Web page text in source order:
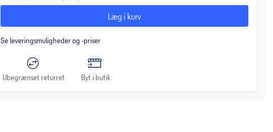
Læg i kurv
Se leveringsmuligheder og -priser
Ubegrænset returret Byt i butik